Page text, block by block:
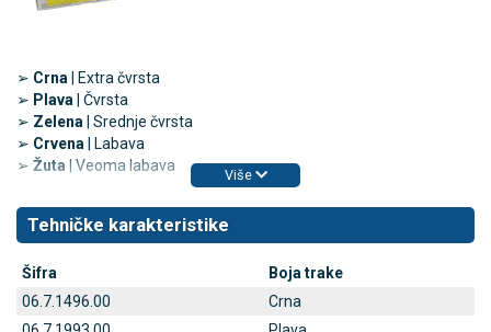
➢ Crna | Extra čvrsta
➢ Plava | Čvrsta
➢ Zelena | Srednje čvrsta
➢ Crvena | Labava
➢ Žuta | Veoma labava
Više
Tehničke karakteristike
Šifra
Boja trake
06.7.1496.00
Crna